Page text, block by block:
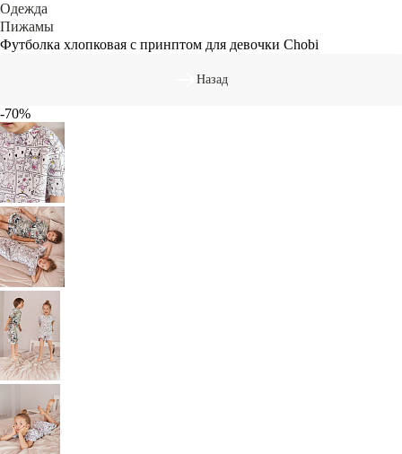
Одежда
Пижамы
Футболка хлопковая с принптом для девочки Chobi
Назад
-70%